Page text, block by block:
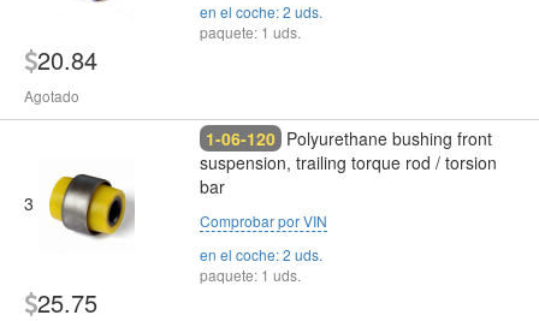
en el coche: 2 uds.
paquete: 1 uds.
20.84
Agotado
3
1-06-120 Polyurethane bushing front
suspension, trailing torque rod / torsion
bar
Comprobar por VIN
en el coche: 2 uds.
paquete: 1 uds.
25.75